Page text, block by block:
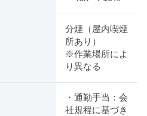
分煙（屋内喫煙
所あり）
※作業場所によ
り異なる
・通勤手当：会
社規程に基づき